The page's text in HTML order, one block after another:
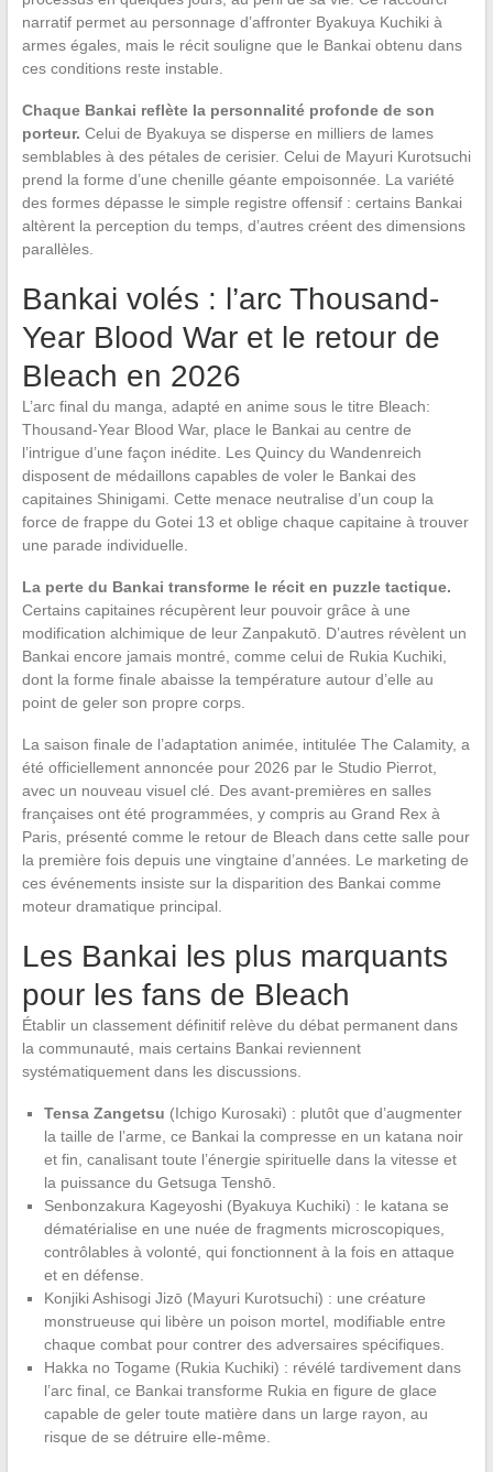
narratif permet au personnage d’affronter Byakuya Kuchiki à
armes égales, mais le récit souligne que le Bankai obtenu dans
ces conditions reste instable.
Chaque Bankai reflète la personnalité profonde de son
porteur. Celui de Byakuya se disperse en milliers de lames
semblables à des pétales de cerisier. Celui de Mayuri Kurotsuchi
prend la forme d’une chenille géante empoisonnée. La variété
des formes dépasse le simple registre offensif : certains Bankai
altèrent la perception du temps, d’autres créent des dimensions
parallèles.
Bankai volés : l’arc Thousand-
Year Blood War et le retour de
Bleach en 2026
L’arc final du manga, adapté en anime sous le titre Bleach:
Thousand-Year Blood War, place le Bankai au centre de
l’intrigue d’une façon inédite. Les Quincy du Wandenreich
disposent de médaillons capables de voler le Bankai des
capitaines Shinigami. Cette menace neutralise d’un coup la
force de frappe du Gotei 13 et oblige chaque capitaine à trouver
une parade individuelle.
La perte du Bankai transforme le récit en puzzle tactique.
Certains capitaines récupèrent leur pouvoir grâce à une
modification alchimique de leur Zanpakutō. D’autres révèlent un
Bankai encore jamais montré, comme celui de Rukia Kuchiki,
dont la forme finale abaisse la température autour d’elle au
point de geler son propre corps.
La saison finale de l’adaptation animée, intitulée The Calamity, a
été officiellement annoncée pour 2026 par le Studio Pierrot,
avec un nouveau visuel clé. Des avant-premières en salles
françaises ont été programmées, y compris au Grand Rex à
Paris, présenté comme le retour de Bleach dans cette salle pour
la première fois depuis une vingtaine d’années. Le marketing de
ces événements insiste sur la disparition des Bankai comme
moteur dramatique principal.
Les Bankai les plus marquants
pour les fans de Bleach
Établir un classement définitif relève du débat permanent dans
la communauté, mais certains Bankai reviennent
systématiquement dans les discussions.
Tensa Zangetsu (Ichigo Kurosaki) : plutôt que d’augmenter
la taille de l’arme, ce Bankai la compresse en un katana noir
et fin, canalisant toute l’énergie spirituelle dans la vitesse et
la puissance du Getsuga Tenshō.
Senbonzakura Kageyoshi (Byakuya Kuchiki) : le katana se
dématérialise en une nuée de fragments microscopiques,
contrôlables à volonté, qui fonctionnent à la fois en attaque
et en défense.
Konjiki Ashisogi Jizō (Mayuri Kurotsuchi) : une créature
monstrueuse qui libère un poison mortel, modifiable entre
chaque combat pour contrer des adversaires spécifiques.
Hakka no Togame (Rukia Kuchiki) : révélé tardivement dans
l’arc final, ce Bankai transforme Rukia en figure de glace
capable de geler toute matière dans un large rayon, au
risque de se détruire elle-même.